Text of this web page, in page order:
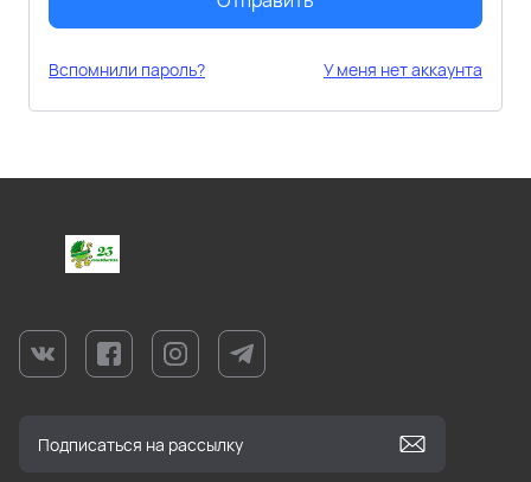
Вспомнили пароль? У меня нет аккаунта